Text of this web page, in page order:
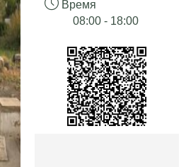
Время
08:00 - 18:00